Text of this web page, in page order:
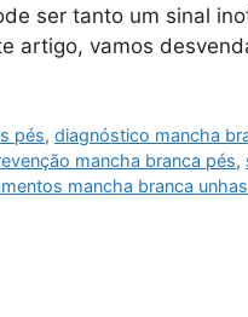
ser tanto um sinal
artigo, vamos
pés,diagnóstico mancha
mancha branca pés,
mancha branca